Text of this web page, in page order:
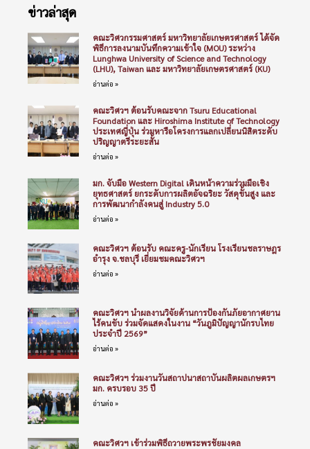
ข่าวล่าสุด
คณะวิศวกรรมศาสตร์ มหาวิทยาลัยเกษตรศาสตร์ ได้จัด
พิธีการลงนามบันทึกความเข้าใจ (MOU) ระหว่าง
Lunghwa University of Science and Technology
(LHU), Taiwan และ มหาวิทยาลัยเกษตรศาสตร์ (KU)
อ่านต่อ »
คณะวิศวฯ ต้อนรับคณะจาก Tsuru Educational
Foundation และ Hiroshima Institute of Technology
ประเทศญี่ปุ่น ร่วมหารือโครงการแลกเปลี่ยนนิสิตระดับ
ปริญญาตรีระยะสั้น
อ่านต่อ »
มก. จับมือ Western Digital เดินหน้าความร่วมมือเชิง
ยุทธศาสตร์ ยกระดับการผลิตอัจฉริยะ วัสดุขั้นสูง และ
การพัฒนากำลังคนสู่ Industry 5.0
อ่านต่อ »
คณะวิศวฯ ต้อนรับ คณะครู-นักเรียน โรงเรียนชลราษฎร
อำรุง จ.ชลบุรี เยี่ยมชมคณะวิศวฯ
อ่านต่อ »
คณะวิศวฯ นำผลงานวิจัยด้านการป้องกันภัยอากาศยาน
ไร้คนขับ ร่วมจัดแสดงในงาน “วันภูมิปัญญานักรบไทย
ประจำปี 2569”
อ่านต่อ »
คณะวิศวฯ ร่วมงานวันสถาปนาสถาบันผลิตผลเกษตรฯ
มก. ครบรอบ 35 ปี
อ่านต่อ »
คณะวิศวฯ เข้าร่วมพิธีถวายพระพรชัยมงคล